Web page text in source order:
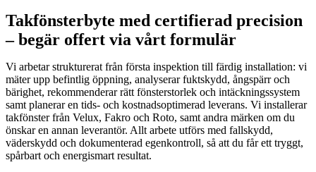
Takfönsterbyte med certifierad precision
– begär offert via vårt formulär
Vi arbetar strukturerat från första inspektion till färdig installation: vi
mäter upp befintlig öppning, analyserar fuktskydd, ångspärr och
bärighet, rekommenderar rätt fönsterstorlek och intäckningssystem
samt planerar en tids- och kostnadsoptimerad leverans. Vi installerar
takfönster från Velux, Fakro och Roto, samt andra märken om du
önskar en annan leverantör. Allt arbete utförs med fallskydd,
väderskydd och dokumenterad egenkontroll, så att du får ett tryggt,
spårbart och energismart resultat.